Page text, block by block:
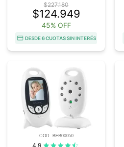
$227.180
$124.949
45% OFF
DESDE 6 CUOTAS SIN INTERÉS
COD. BEB00050
4.9